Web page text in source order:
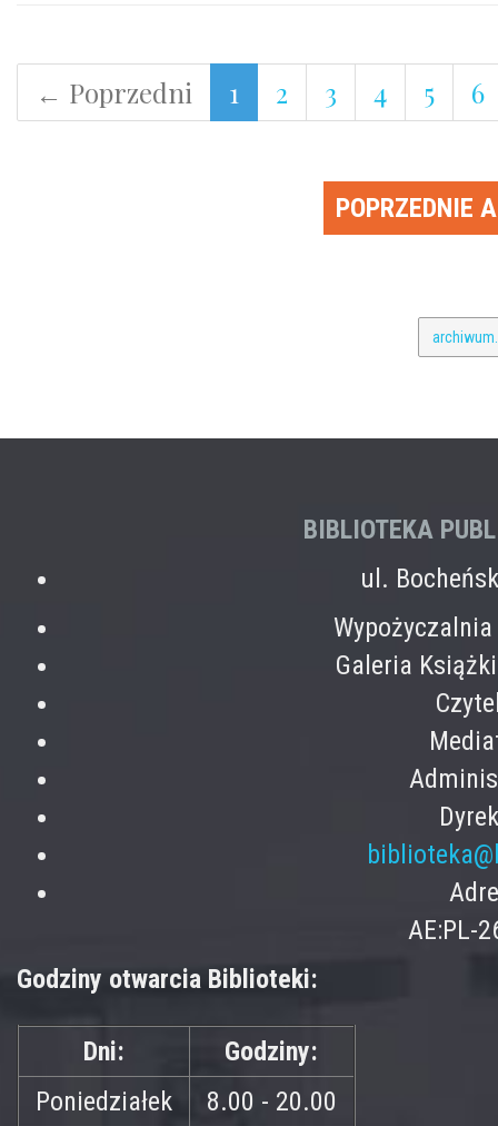
← Poprzedni 1 2 3 4 5 6
POPRZEDNIE
BIBLIOTEKA
ul.
Galeria
AE:PL-
Godziny otwarcia Biblioteki:
Dni:
Godziny:
Poniedziałek
8.00 - 20.00